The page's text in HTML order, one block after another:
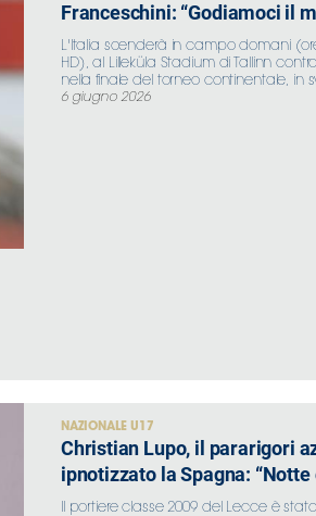
Franceschini: “Godiamoci il
L'Italia scenderà in campo domani
HD), al Lilleküla Stadium di Tallinn
nella finale del torneo continentale, in
6 giugno 2026
NAZIONALE U17
Christian Lupo, il pararigori
ipnotizzato la Spagna: “Notte
Il portiere classe 2009 del Lecce è